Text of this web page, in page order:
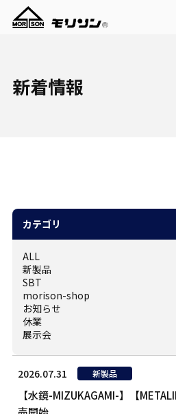
新着情報
カテゴリ
ALL
新製品
SBT
morison-shop
お知らせ
休業
展示会
2026.07.31 新製品
【水鏡-MIZUKAGAMI-】【